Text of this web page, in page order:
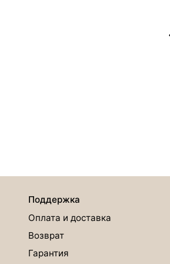
Поддержка
Оплата и доставка
Возврат
Гарантия